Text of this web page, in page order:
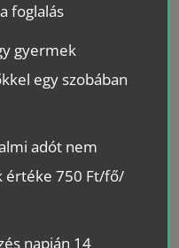
foglalás
gyermek
egy szobában
adót nem
értéke 750 Ft/fő/
napján 14